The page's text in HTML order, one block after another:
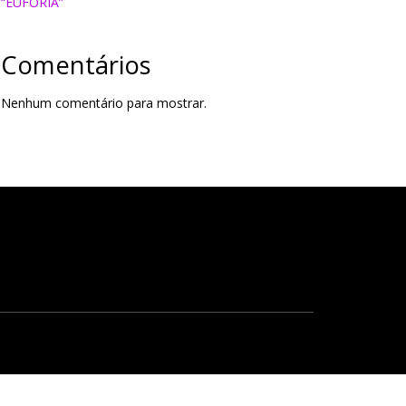
Comentários
Nenhum comentário para mostrar.